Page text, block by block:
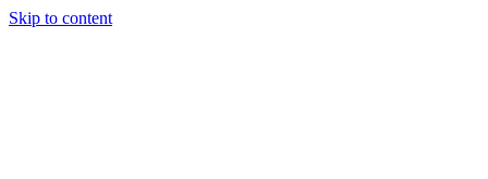
Skip to content